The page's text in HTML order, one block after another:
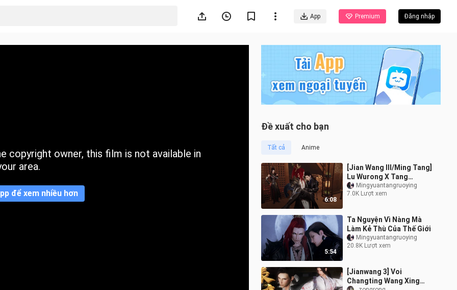
App Premium Đăng nhập
copyright owner, this film is not available in
area.
để xem nhiều hơn
Đề xuất cho bạn
Tất cả Anime
6:08
[Jian Wang III/Ming Tang]
Lu Wurong X Tang
Mingyuan (Tập 8) [Tang
Mingyuan: Lu Wurong,
Mingyuantangruoying
7.0K Lượt xem
5:54
Ta Nguyện Vì Nàng Mà
Làm Kẻ Thù Của Thế Giới
Mingyuantangruoying
20.8K Lượt xem
[Jianwang 3] Voi
Changting Wang Xing